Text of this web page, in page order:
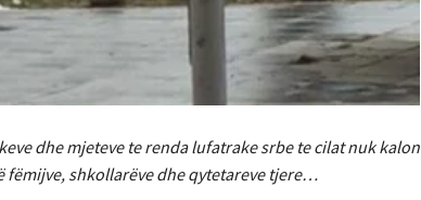
dhe mjeteve te renda lufatrake srbe te cilat nuk kalon
fëmijve, shkollarëve dhe qytetareve tjere…